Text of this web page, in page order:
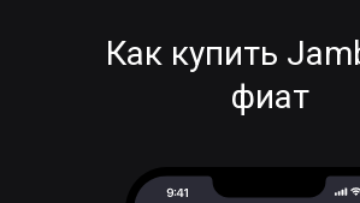
Как купить
фиат